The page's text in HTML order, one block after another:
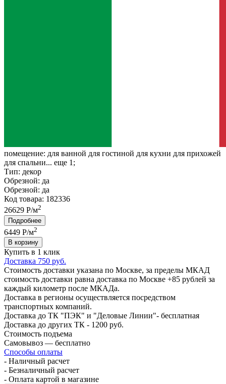
помещение: для ванной для гостиной для кухни для прихожей
для спальни... еще 1;
Тип: декор
Обрезной: да
Обрезной: да
Код товара: 182336
26629 Р/м2
Подробнее
6449 Р/м2
В корзину
Купить в 1 клик
Доставка 750 руб.
Стоимость доставки указана по Москве, за пределы МКАД
стоимость доставки равна доставка по Москве +85 рублей за
каждый километр после МКАДа.
Доставка в регионы осуществляется посредством
транспортных компаний.
Доставка до ТК "ПЭК" и "Деловые Линии"- бесплатная
Доставка до других ТК - 1200 руб.
Стоимость подъема
Самовывоз — бесплатно
Способы оплаты
- Наличный расчет
- Безналичный расчет
- Оплата картой в магазине